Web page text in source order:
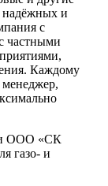
надёжных и
с
частными
Каждому
менеджер,
ООО «СК
газо- и